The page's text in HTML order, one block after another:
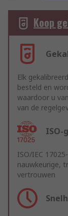
Koop
Elk
besteld en
waardoor u
van de
ISO-
ISO/IEC
nauwkeurige,
vertrouwen